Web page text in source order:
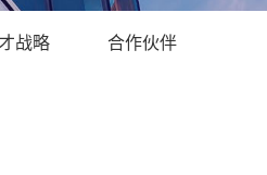
战略 合作伙伴